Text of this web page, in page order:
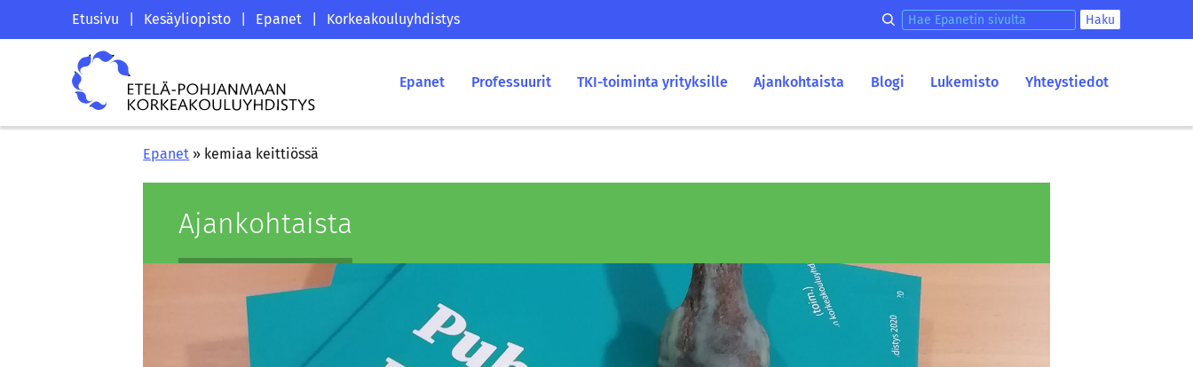
Etelä-
Pohjanmaan
korkeakouluyhdistyksen
saapumissivu
Etusivu Kesäyliopisto Epanet Korkeakouluyhdistys Hae epanetin sivulta Haku
Etelä-
Pohjanmaan
korkeakouluyhdistys
Epanet Professuurit TKI-toiminta yrityksille Ajankohtaista Blogi Lukemisto Yhteystiedot
Epanet » kemiaa keittiössä
Ajan­koh­tais­ta